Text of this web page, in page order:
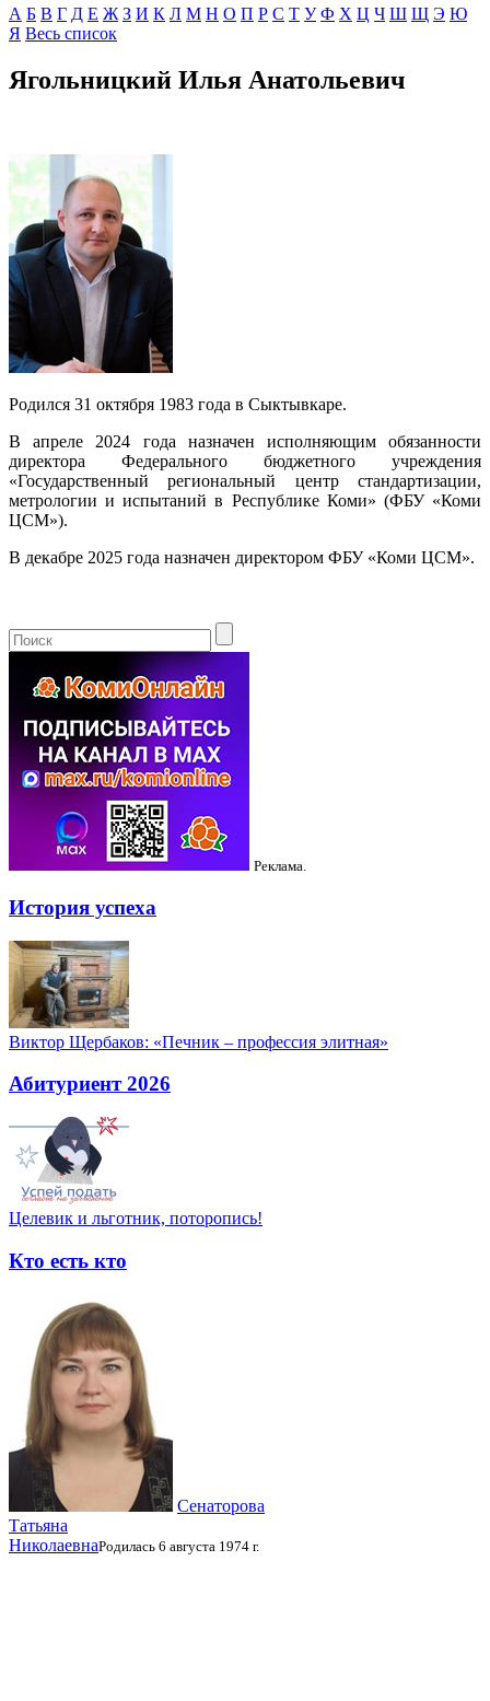
А Б В Г Д E Ж З И К Л М Н О П Р С Т У Ф Х Ц Ч Ш Щ Э Ю
Я Весь список
Ягольницкий Илья Анатольевич
Родился 31 октября 1983 года в Сыктывкаре.
В апреле 2024 года назначен исполняющим обязанности
директора Федерального бюджетного учреждения
«Государственный региональный центр стандартизации,
метрологии и испытаний в Республике Коми» (ФБУ «Коми
ЦСМ»).
В декабре 2025 года назначен директором ФБУ «Коми ЦСМ».
Реклама.
История успеха
Виктор Щербаков: «Печник – профессия элитная»
Абитуриент 2026
Целевик и льготник, поторопись!
Кто есть кто
Сенаторова
Татьяна
НиколаевнаРодилась 6 августа 1974 г.